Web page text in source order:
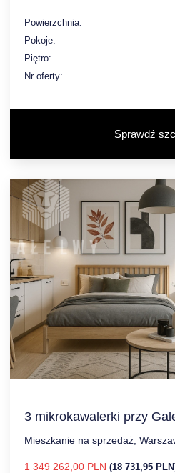
Powierzchnia:
Pokoje:
Piętro:
Nr oferty:
Sprawdź
3 mikrokawalerki przy
Mieszkanie na sprzedaż,
1 349 262,00 PLN (18 731,95